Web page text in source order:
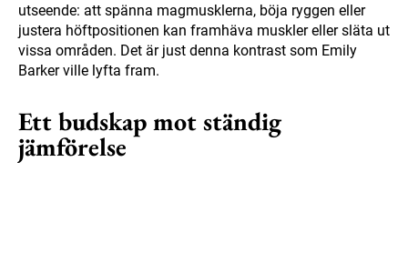
utseende: att spänna magmusklerna, böja ryggen eller
justera höftpositionen kan framhäva muskler eller släta ut
vissa områden. Det är just denna kontrast som Emily
Barker ville lyfta fram.
Ett budskap mot ständig
jämförelse